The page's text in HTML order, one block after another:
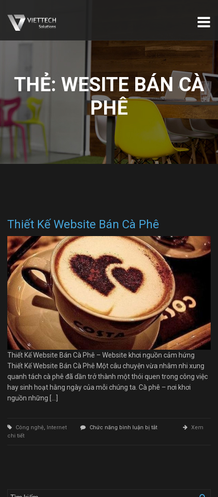
THẺ: WESITE BÁN CÀ
PHÊ
Thiết Kế Website Bán Cà Phê
Thiết Kế Website Bán Cà Phê – Website khơi nguồn cảm hứng
Thiết Kế Website Bán Cà Phê Một câu chuyện vừa nhâm nhi xung
quanh tách cà phê đã dần trở thành một thói quen trong công việc
hay sinh hoạt hằng ngày của mỗi chúng ta. Cà phê – nơi khơi
nguồn những […]
Công nghệ, Internet Chức năng bình luận bị tắtở
Xem
chi tiết